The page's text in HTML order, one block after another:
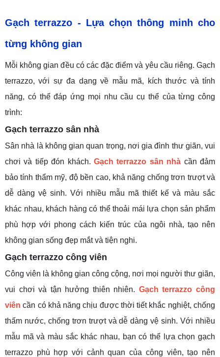
Gạch terrazzo - Lựa chọn thông minh cho
từng không gian
Mỗi không gian đều có các đặc điểm và yêu cầu riêng. Gạch
terrazzo, với sự đa dạng về mẫu mã, kích thước và tính
năng, có thể đáp ứng mọi nhu cầu cụ thể của từng công
trình:
Gạch terrazzo sân nhà
Sân nhà là không gian quan trọng, nơi gia đình thư giãn, vui
chơi và tiếp đón khách. Gạch terrazzo sân nhà cần đảm
bảo tính thẩm mỹ, độ bền cao, khả năng chống trơn trượt và
dễ dàng vệ sinh. Với nhiều mẫu mã thiết kế và màu sắc
khác nhau, khách hàng có thể thoải mái lựa chọn sản phẩm
phù hợp với phong cách kiến trúc của ngôi nhà, tạo nên
không gian sống đẹp mắt và tiện nghi.
Gạch terrazzo công viên
Công viên là không gian công cộng, nơi mọi người thư giãn,
vui chơi và tận hưởng thiên nhiên. Gạch terrazzo công
viên cần có khả năng chịu được thời tiết khắc nghiệt, chống
thấm nước, chống trơn trượt và dễ dàng vệ sinh. Với nhiều
mẫu mã và màu sắc khác nhau, bạn có thể lựa chọn gạch
terrazzo phù hợp với cảnh quan của công viên, tạo nên